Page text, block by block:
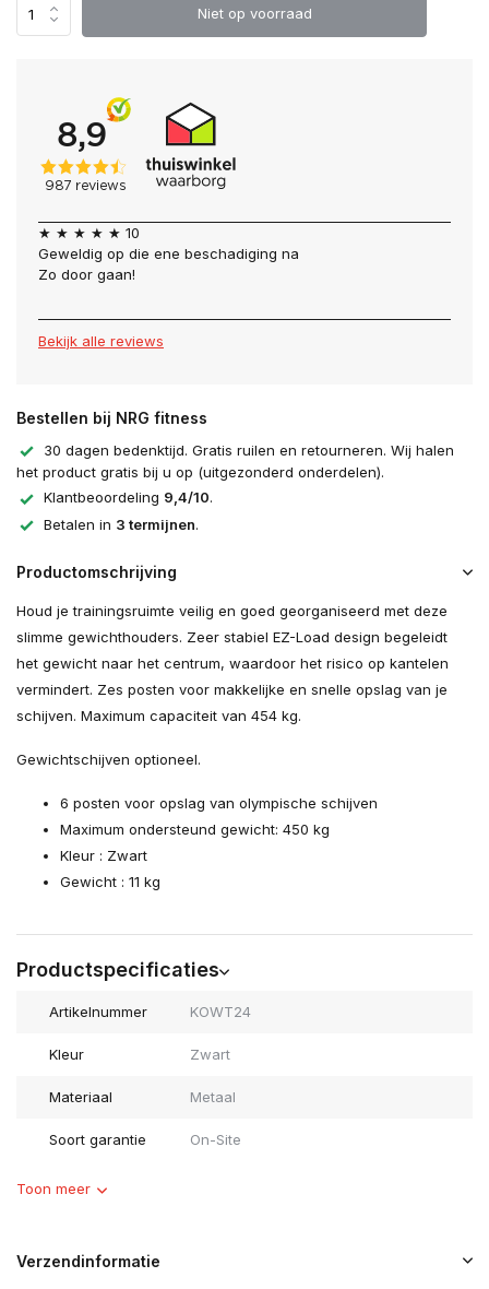
Niet op voorraad
★ ★ ★ ★ ★ 10
Geweldig op die ene beschadiging na
Zo door gaan!
Bekijk alle reviews
Bestellen bij NRG fitness
30 dagen bedenktijd. Gratis ruilen en retourneren. Wij halen
het product gratis bij u op (uitgezonderd onderdelen).
Klantbeoordeling 9,4/10.
Betalen in 3 termijnen.
Productomschrijving
Houd je trainingsruimte veilig en goed georganiseerd met deze
slimme gewichthouders. Zeer stabiel EZ-Load design begeleidt
het gewicht naar het centrum, waardoor het risico op kantelen
vermindert. Zes posten voor makkelijke en snelle opslag van je
schijven. Maximum capaciteit van 454 kg.
Gewichtschijven optioneel.
6 posten voor opslag van olympische schijven
Maximum ondersteund gewicht: 450 kg
Kleur : Zwart
Gewicht : 11 kg
Productspecificaties
Artikelnummer KOWT24
Kleur Zwart
Materiaal Metaal
Soort garantie On-Site
Toon meer
Verzendinformatie